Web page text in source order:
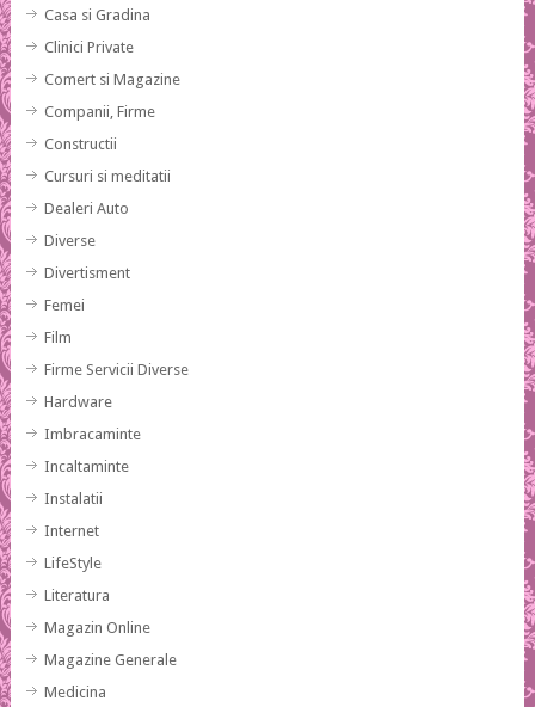
Casa si Gradina
Clinici Private
Comert si Magazine
Companii, Firme
Constructii
Cursuri si meditatii
Dealeri Auto
Diverse
Divertisment
Femei
Film
Firme Servicii Diverse
Hardware
Imbracaminte
Incaltaminte
Instalatii
Internet
LifeStyle
Literatura
Magazin Online
Magazine Generale
Medicina